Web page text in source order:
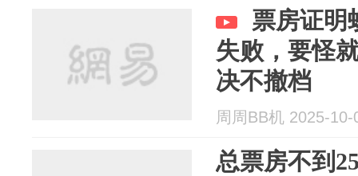
票房证明
失败，要怪
决不撤档
周周BB机 2025-10-
总票房不到